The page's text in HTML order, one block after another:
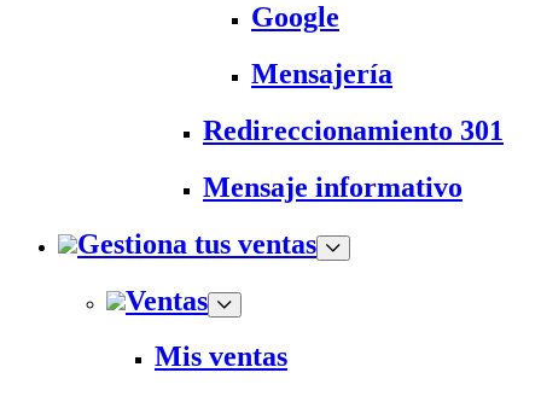
Google
Mensajería
Redireccionamiento 301
Mensaje informativo
Gestiona tus ventas
Ventas
Mis ventas